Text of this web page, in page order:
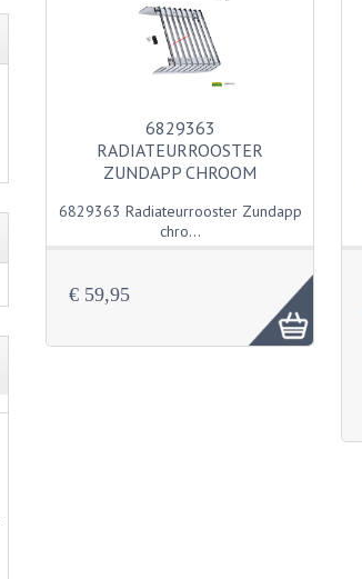
6829363
RADIATEURROOSTER
ZUNDAPP CHROOM
6829363 Radiateurrooster Zundapp
chro...
€ 59,95